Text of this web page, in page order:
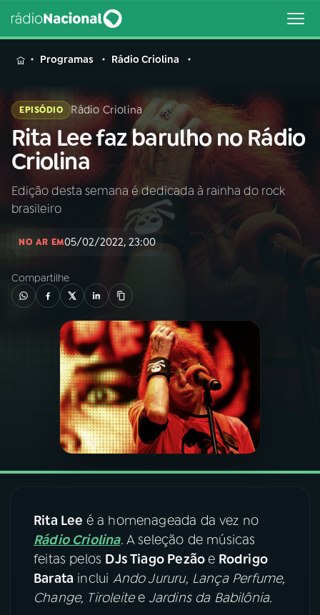
MENU
Buscar
na
Rádio
Nacional
Buscar
AO VIVO
02A RÁDIO
PROGRAMAÇÃO
PROGRAMAS
PODCASTS
07ÚLTIMAS
FESTIVAL DE MÚSICA
Programas Rádio Criolina
EPISÓDIO Rádio Criolina
Rita Lee faz barulho no Rádio
Criolina
Edição desta semana é dedicada à rainha do rock
brasileiro
NO AR EM05/02/2022, 23:00
Compartilhe
Rita Lee é a homenageada da vez no
Rádio Criolina. A seleção de músicas
feitas pelos DJs Tiago Pezãoe Rodrigo
Barata inclui Ando Jururu, Lança Perfume,
Change, Tiroleitee Jardins da Babilônia.